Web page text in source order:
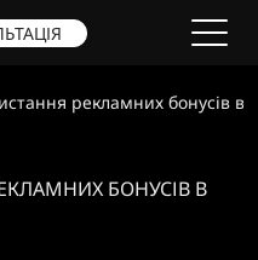
рекламних бонусів в
БОНУСІВ В